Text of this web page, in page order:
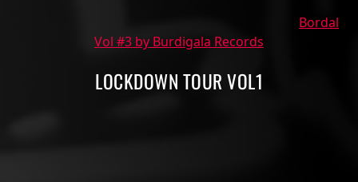
Bordal
Vol #3 by Burdigala Records
LOCKDOWN TOUR VOL1